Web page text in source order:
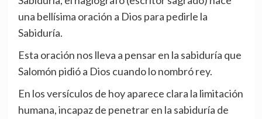
una bellísima oración a Dios para pedirle la
Sabiduría.
Esta oración nos lleva a pensar en la sabiduría que
Salomón pidió a Dios cuando lo nombró rey.
En los versículos de hoy aparece clara la limitación
humana, incapaz de penetrar en la sabiduría de